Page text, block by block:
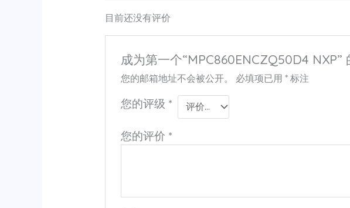
目前还没有评价
成为第一个“MPC860ENCZQ50D4 NXP”
您的邮箱地址不会被公开。 必填项已用* 标注
您的评级 *
您的评价 *